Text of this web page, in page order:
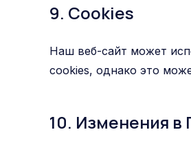
9. Cookies
Наш веб-сайт может
cookies, однако это
10. Изменения в